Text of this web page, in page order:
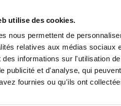
utilise des cookies.
nous permettent de
relatives aux médias sociaux
des informations sur l'utilisation
publicité et d'analyse, qui
fournies ou qu'ils ont
PUBLIER UN
/ Religions & spiritualité / Là ou la
LIVRES SONT IMPRIMÉS